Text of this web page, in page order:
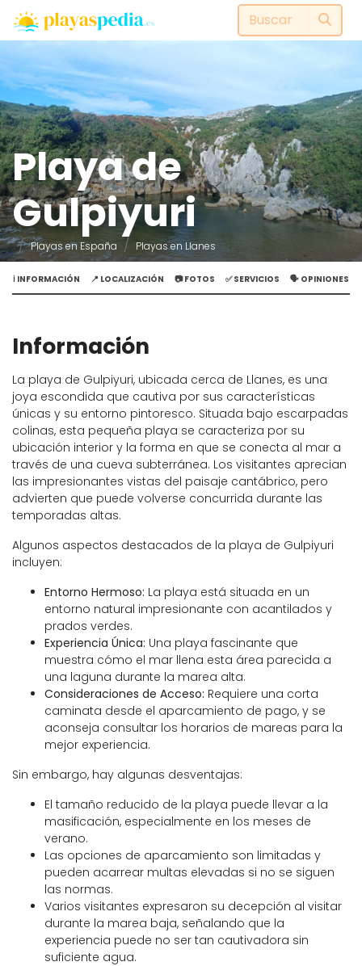
Playa de
Gulpiyuri
Playas en España Playas en Llanes
ℹ️ INFORMACIÓN 📍 LOCALIZACIÓN 📷 FOTOS ✅ SERVICIOS 🗣️ OPINIONES
Información
La playa de Gulpiyuri, ubicada cerca de Llanes, es una
joya escondida que cautiva por sus características
únicas y su entorno pintoresco. Situada bajo escarpadas
colinas, esta pequeña playa se caracteriza por su
ubicación interior y la forma en que se conecta al mar a
través de una cueva subterránea. Los visitantes aprecian
las impresionantes vistas del paisaje cantábrico, pero
advierten que puede volverse concurrida durante las
temporadas altas.
Algunos aspectos destacados de la playa de Gulpiyuri
incluyen:
Entorno Hermoso: La playa está situada en un
entorno natural impresionante con acantilados y
prados verdes.
Experiencia Única: Una playa fascinante que
muestra cómo el mar llena esta área parecida a
una laguna durante la marea alta.
Consideraciones de Acceso: Requiere una corta
caminata desde el aparcamiento de pago, y se
aconseja consultar los horarios de mareas para la
mejor experiencia.
Sin embargo, hay algunas desventajas:
El tamaño reducido de la playa puede llevar a la
masificación, especialmente en los meses de
verano.
Las opciones de aparcamiento son limitadas y
pueden acarrear multas elevadas si no se siguen
las normas.
Varios visitantes expresaron su decepción al visitar
durante la marea baja, señalando que la
experiencia puede no ser tan cautivadora sin
suficiente agua.